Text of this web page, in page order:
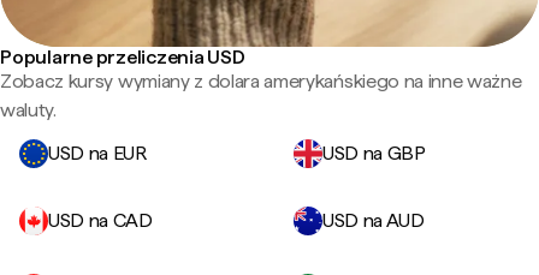
Popularne przeliczenia USD
Zobacz kursy wymiany z dolara amerykańskiego na inne ważne
waluty.
USD na EUR
USD na GBP
USD na CAD USD na AUD